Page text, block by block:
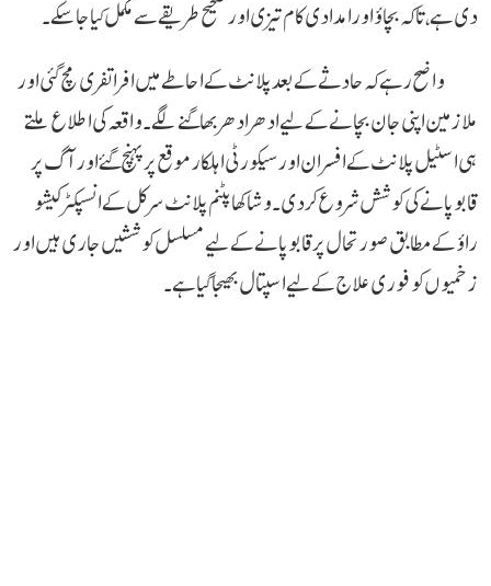
دی ہے، تاکہ بچاؤ اور امدادی کام تیزی اور صحیح طریقے سے مکمل کیا جا سکے۔
واضح رہے کہ حادثے کے بعد پلانٹ کے احاطے میں افراتفری مچ گئی اور
ملازمین اپنی جان بچانے کے لیے ادھر ادھر بھاگنے لگے۔ واقعہ کی اطلاع ملتے
ہی اسٹیل پلانٹ کے افسران اور سیکورٹی اہلکار موقع پر پہنچ گئے اور آگ پر
قابو پانے کی کوشش شروع کر دی۔ وشاکھا پٹنم پلانٹ سرکل کے انسپکٹر کیشو
راؤ کے مطابق صورتحال پر قابو پانے کے لیے مسلسل کوششیں جاری ہیں اور
زخمیوں کو فوری علاج کے لیے اسپتال بھیجا گیا ہے۔